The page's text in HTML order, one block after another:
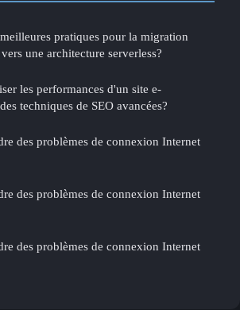
pratiques pour la migration
une architecture serverless?
les performances d'un site e-
techniques de SEO avancées?
des problèmes de connexion Internet
des problèmes de connexion Internet
des problèmes de connexion Internet